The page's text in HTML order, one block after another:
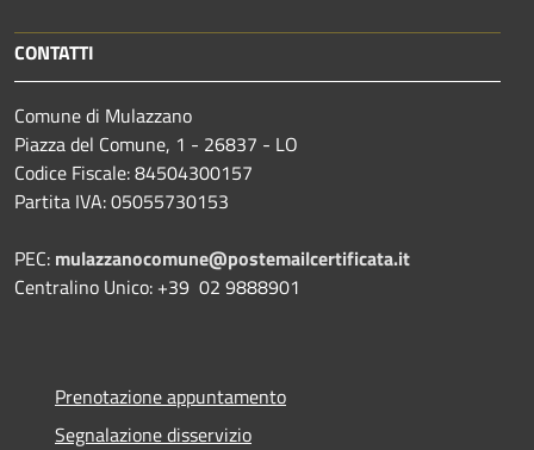
CONTATTI
Comune di Mulazzano
Piazza del Comune, 1 - 26837 - LO
Codice Fiscale: 84504300157
Partita IVA: 05055730153
PEC: mulazzanocomune@postemailcertificata.it
Centralino Unico: +39 02 9888901
Prenotazione appuntamento
Segnalazione disservizio